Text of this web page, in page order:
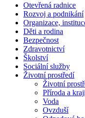
Otevřená radnice
Rozvoj a podnikání
Organizace,
Děti a rodina
Bezpečnost
Zdravotnictví
Školství
Sociální služby
Životní prostředí
Životní
Příroda a
Voda
Ovzduší